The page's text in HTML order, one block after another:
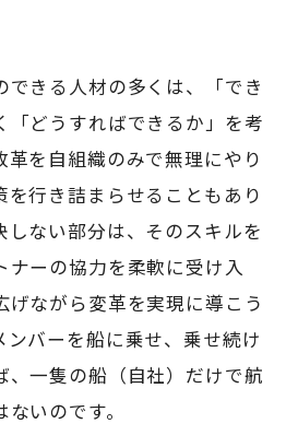
できる人材の多くは、「でき
「どうすればできるか」を考
革を自組織のみで無理にやり
行き詰まらせることもあり
しない部分は、そのスキルを
ナーの協力を柔軟に受け入
げながら変革を実現に導こう
ンバーを船に乗せ、乗せ続け
、一隻の船（自社）だけで航
いのです。